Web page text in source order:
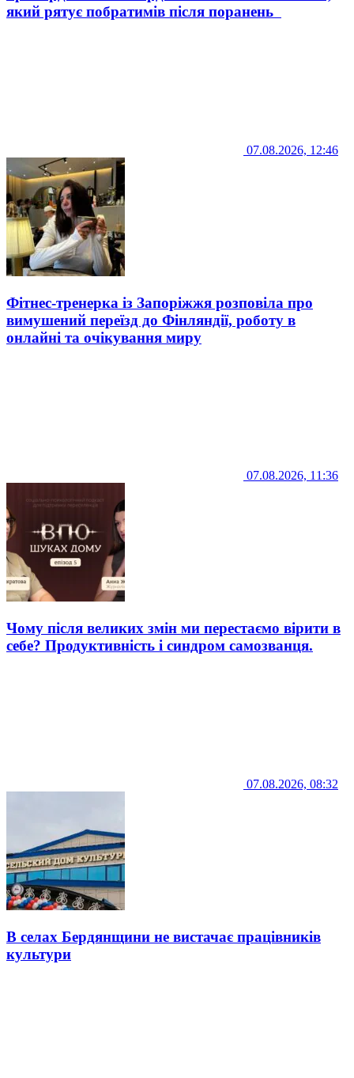
який рятує побратимів після поранень
07.08.2026, 12:46
Фітнес-тренерка із Запоріжжя розповіла про
вимушений переїзд до Фінляндії, роботу в
онлайні та очікування миру
07.08.2026, 11:36
Чому після великих змін ми перестаємо вірити в
себе? Продуктивність і синдром самозванця.
07.08.2026, 08:32
В селах Бердянщини не вистачає працівників
культури